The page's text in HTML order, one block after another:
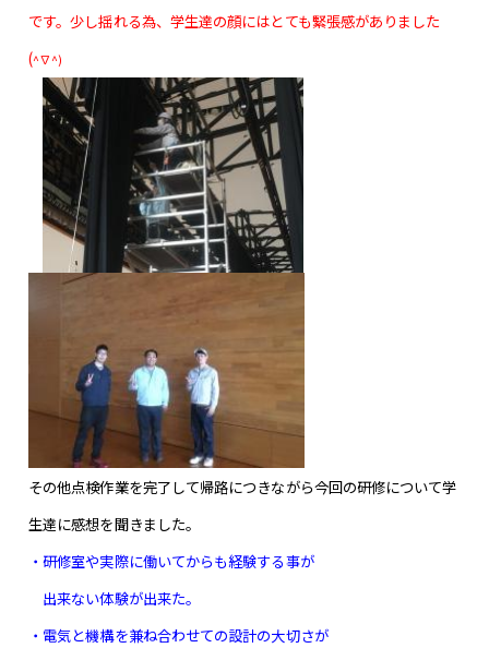
です。少し揺れる為、 学生達の顔にはとても緊張感がありました
(^∇^)
その他点検作業を完了して帰路につきながら今回の研修について学
生達に感想を聞きました。
・研修室や実際に働いてからも経験する事が
出来ない体験が出来た。
・電気と機構を兼ね合わせての設計の大切さが